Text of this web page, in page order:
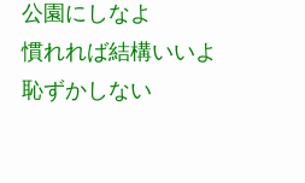
公園にしなよ
慣れれば結構いいよ
恥ずかしない